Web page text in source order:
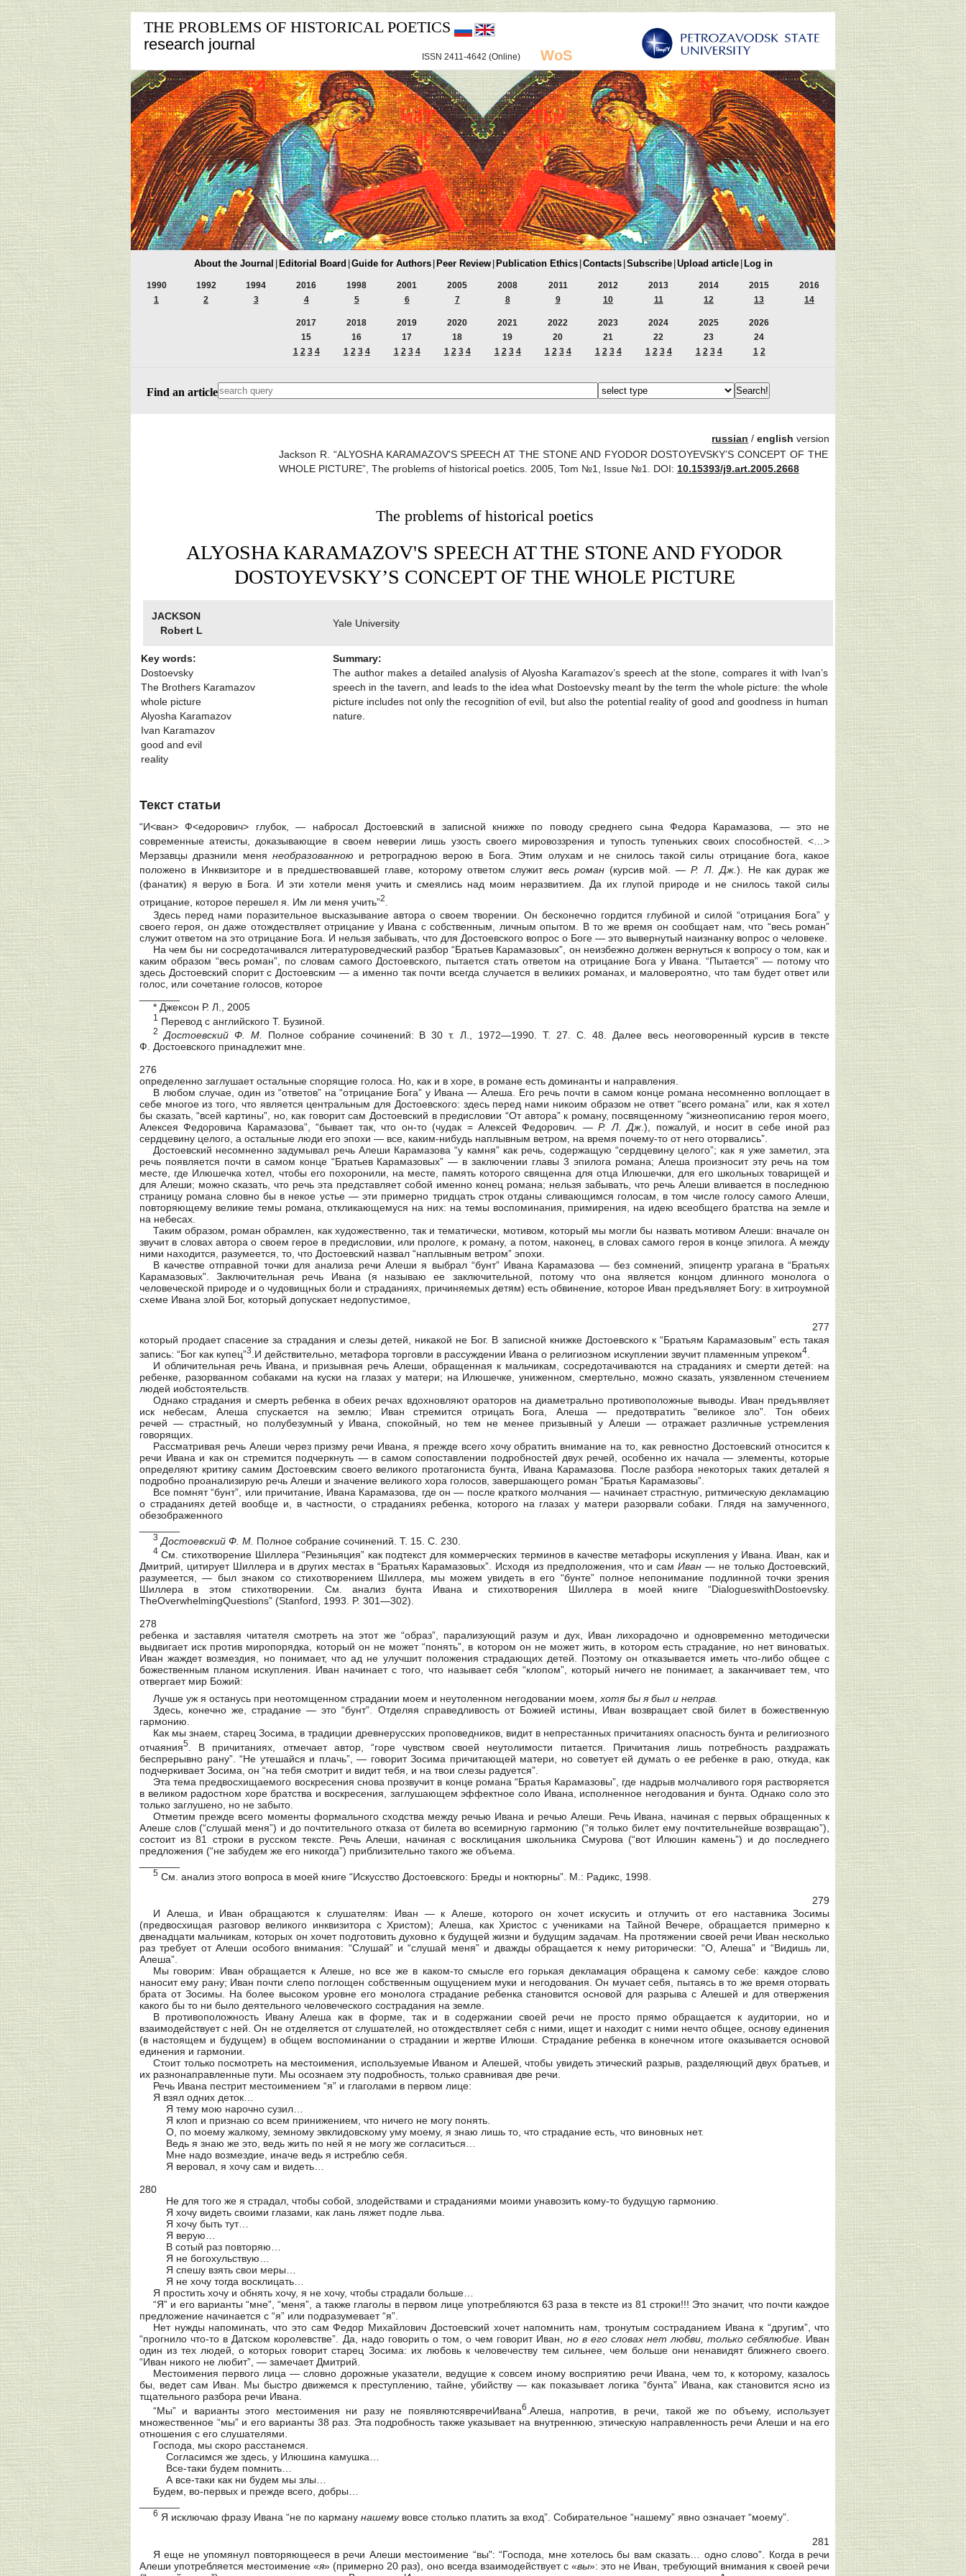
THE PROBLEMS OF HISTORICAL POETICS
research journal
ISSN 2411-4642 (Online) WoS
About the Journal Editorial Board Guide for Authors Peer Review Publication Ethics Contacts Subscribe Upload article Log in
1990
1
1992
2
1994
3
2016
4
1998
5
2001
6
2005
7
2008
8
2011
9
2012
10
2013
11
2014
12
2015
13
2016
14
2017
15
1 2 3 4
2018
16
1 2 3 4
2019
17
1 2 3 4
2020
18
1 2 3 4
2021
19
1 2 3 4
2022
20
1 2 3 4
2023
21
1 2 3 4
2024
22
1 2 3 4
2025
23
1 2 3 4
2026
24
1 2
Find an article
russian /english version
Jackson R. “ALYOSHA KARAMAZOV'S SPEECH AT THE STONE AND FYODOR DOSTOYEVSKY’S CONCEPT OF THE
WHOLE PICTURE”, The problems of historical poetics. 2005, Tom №1, Issue №1. DOI: 10.15393/j9.art.2005.2668
The problems of historical poetics
ALYOSHA KARAMAZOV'S SPEECH AT THE STONE AND FYODOR
DOSTOYEVSKY’S CONCEPT OF THE WHOLE PICTURE
JACKSON
Robert L
Yale University
Key words:
Dostoevsky
The Brothers Karamazov
whole picture
Alyosha Karamazov
Ivan Karamazov
good and evil
reality
Summary:
The author makes a detailed analysis of Alyosha Karamazov’s speech at the stone, compares it with Ivan’s
speech in the tavern, and leads to the idea what Dostoevsky meant by the term the whole picture: the whole
picture includes not only the recognition of evil, but also the potential reality of good and goodness in human
nature.
Текст статьи
“И<ван> Ф<едорович> глубок, — набросал Достоевский в записной книжке по поводу среднего сына Федора Карамазова, — это не
современные атеисты, доказывающие в своем неверии лишь узость своего мировоззрения и тупость тупеньких своих способностей. <…>
Мерзавцы дразнили менянеобразованною и ретроградною верою в Бога. Этим олухам и не снилось такой силы отрицание бога, какое
положено в Инквизиторе и в предшествовавшей главе, которому ответом служит весь роман(курсив мой. —Р. Л. Дж. ).
Не как дурак же
(фанатик) я верую в Бога. И эти хотели меня учить и смеялись над моим неразвитием. Да их глупой природе и не снилось такой силы
отрицание, которое перешел я. Им ли меня учить”2
Здесь перед нами поразительное высказывание автора о своем творении. Он бесконечно гордится глубиной и силой “отрицания Бога” у
своего героя, он даже отождествляет отрицание у Ивана с собственным, личным опытом. В то же время он сообщает нам, что “весь роман”
служит ответом на это отрицание Бога. И нельзя забывать, что для Достоевского вопрос о Боге — это вывернутый наизнанку вопрос о человеке.
На чем бы ни сосредотачивался литературоведческий разбор “Братьев Карамазовых”, он неизбежно должен вернуться к вопросу о том, как и
каким образом “весь роман”, по словам самого Достоевского, пытается стать ответом на отрицание Бога у Ивана. “Пытается” — потому что
здесь Достоевский спорит с Достоевским — а именно так почти всегда случается в великих романах, и маловероятно, что там будет ответ или
голос, или сочетание голосов, которое
* Джексон Р. Л., 2005
1 Перевод с английского Т. Бузиной.
2 Достоевский Ф. M.
Полное собрание сочинений: В 30 т. Л., 1972—1990. Т. 27. С. 48. Далее весь неоговоренный курсив в тексте
Ф. Достоевского принадлежит мне.
276
определенно заглушает остальные спорящие голоса. Но, как и в хоре, в романе есть доминанты и направления.
В любом случае, один из “ответов” на “отрицание Бога” у Ивана — Алеша. Его речь почти в самом конце романа несомненно воплощает в
себе многое из того, что является центральным для Достоевского: здесь перед нами никоим образом не ответ “всего романа” или, как я хотел
бы сказать, “всей картины”, но, как говорит сам Достоевский в предисловии “От автора” к роману, посвященному “жизнеописанию героя моего,
Алексея Федоровича Карамазова”, “бывает так, что он-то (чудак = Алексей Федорович. —Р. Л. Дж .), пожалуй, и носит в себе иной раз
сердцевину целого, а остальные люди его эпохи — все, каким-нибудь наплывным ветром, на время почему-то от него оторвались”.
Достоевский несомненно задумывал речь Алеши Карамазова “у камня” как речь, содержащую “сердцевину целого”; как я уже заметил, эта
речь появляется почти в самом конце “Братьев Карамазовых” — в заключении главы 3 эпилога романа; Алеша произносит эту речь на том
месте, где Илюшечка хотел, чтобы его похоронили, на месте, память которого священна для отца Илюшечки, для его школьных товарищей и
для Алеши; можно сказать, что речь эта представляет собой именно конец романа; нельзя забывать, что речь Алеши вливается в последнюю
страницу романа словно бы в некое устье — эти примерно тридцать строк отданы сливающимся голосам, в том числе голосу самого Алеши,
повторяющему великие темы романа, откликающемуся на них: на темы воспоминания, примирения, на идею всеобщего братства на земле и
на небесах.
Таким образом, роман обрамлен, как художественно, так и тематически, мотивом, который мы могли бы назвать мотивом Алеши: вначале он
звучит в словах автора о своем герое в предисловии, или прологе, к роману, а потом, наконец, в словах самого героя в конце эпилога. А между
ними находится, разумеется, то, что Достоевский назвал “наплывным ветром” эпохи.
В качестве отправной точки для анализа речи Алеши я выбрал “бунт” Ивана Карамазова — без сомнений, эпицентр урагана в “Братьях
Карамазовых”. Заключительная речь Ивана (я называю ее заключительной, потому что она является концом длинного монолога о
человеческой природе и о чудовищных боли и страданиях, причиняемых детям) есть обвинение, которое Иван предъявляет Богу: в хитроумной
схеме Ивана злой Бог, который допускает недопустимое,
277
который продает спасение за страдания и слезы детей, никакой не Бог. В записной книжке Достоевского к “Братьям Карамазовым” есть такая
запись: “Бог как купец”3 .И действительно, метафора торговли в рассуждении Ивана о религиозном искуплении звучит пламенным упреком4
И обличительная речь Ивана, и призывная речь Алеши, обращенная к мальчикам, сосредотачиваются на страданиях и смерти детей: на
ребенке, разорванном собаками на куски на глазах у матери; на Илюшечке, униженном, смертельно, можно сказать, уязвленном стечением
людей иобстоятельств.
Однако страдания и смерть ребенка в обеих речах вдохновляют ораторов на диаметрально противоположные выводы. Иван предъявляет
иск небесам, Алеша спускается на землю; Иван стремится отрицать Бога, Алеша — предотвратить “великое зло”. Тон обеих
речей — страстный, но полубезумный у Ивана, спокойный, но тем не менее призывный у Алеши — отражает различные устремления
говорящих.
Рассматривая речь Алеши через призму речи Ивана, я прежде всего хочу обратить внимание на то, как ревностно Достоевский относится к
речи Ивана и как он стремится подчеркнуть — в самом сопоставлении подробностей двух речей, особенно их начала — элементы, которые
определяют критику самим Достоевским своего великого протагониста бунта, Ивана Карамазова. После разбора некоторых таких деталей я
подробно проанализирую речь Алеши и значение великого хора голосов, завершающего роман “Братья Карамазовы”.
Все помнят “бунт”, или причитание, Ивана Карамазова, где он — после краткого молчания — начинает страстную, ритмическую декламацию
о страданиях детей вообще и, в частности, о страданиях ребенка, которого на глазах у матери разорвали собаки. Глядя на замученного,
обезображенного
3 Достоевский Ф. M. Полное собрание сочинений. Т. 15. С. 230.
4См. стихотворение Шиллера “Резиньяция” как подтекст для коммерческих терминов в качестве метафоры искупления у Ивана. Иван, как и
Дмитрий, цитирует Шиллера и в других местах в “Братьях Карамазовых”. Исходя из предположения, что и самИван — не только Достоевский,
разумеется, — был знаком со стихотворением Шиллера, мы можем увидеть в его “бунте” полное непонимание подлинной точки зрения
Шиллера в этом стихотворении. См. анализ бунта Ивана и стихотворения Шиллера в моей книге “DialogueswithDostoevsky.
TheOverwhelmingQuestions” (Stanford, 1993. P. 301—302).
278
ребенка и заставляя читателя смотреть на этот же “образ”, парализующий разум и дух, Иван лихорадочно и одновременно методически
выдвигает иск против миропорядка, который он не может “понять”, в котором он не может жить, в котором есть страдание, но нет виноватых.
Иван жаждет возмездия, но понимает, что ад не улучшит положения страдающих детей. Поэтому он отказывается иметь что-либо общее с
божественным планом искупления. Иван начинает с того, что называет себя “клопом”, который ничего не понимает, а заканчивает тем, что
отвергает мир Божий:
Лучше уж я останусь при неотомщенном страдании моем и неутоленном негодовании моем, хотя бы я был и неправ.
Здесь, конечно же, страдание — это “бунт”. Отделяя справедливость от Божией истины, Иван возвращает свой билет в божественную
гармонию.
Как мы знаем, старец Зосима, в традиции древнерусских проповедников, видит в непрестанных причитаниях опасность бунта и религиозного
отчаяния5
. В причитаниях, отмечает автор, “горе чувством своей неутолимости питается. Причитания лишь потребность раздражать
беспрерывно рану”. “Не утешайся и плачь”, — говорит Зосима причитающей матери, но советует ей думать о ее ребенке в раю, откуда, как
подчеркивает Зосима, он “на тебя смотрит и видит тебя, и на твои слезы радуется”.
Эта тема предвосхищаемого воскресения снова прозвучит в конце романа “Братья Карамазовы”, где надрыв молчаливого горя растворяется
в великом радостном хоре братства и воскресения, заглушающем эффектное соло Ивана, исполненное негодования и бунта. Однако соло это
только заглушено, но не забыто.
Отметим прежде всего моменты формального сходства между речью Ивана и речью Алеши. Речь Ивана, начиная с первых обращенных к
Алеше слов (“слушай меня”) и до почтительного отказа от билета во всемирную гармонию (“я только билет ему почтительнейше возвращаю”),
состоит из 81 строки в русском тексте. Речь Алеши, начиная с восклицания школьника Смурова (“вот Илюшин камень”) и до последнего
предложения (“не забудем же его никогда”) приблизительно такого же объема.
5См. анализ этого вопроса в моей книге “Искусство Достоевского: Бреды и ноктюрны”. М.: Радикс, 1998.
279
И Алеша, и Иван обращаются к слушателям: Иван — к Алеше, которого он хочет искусить и отлучить от его наставника Зосимы
(предвосхищая разговор великого инквизитора с Христом); Алеша, как Христос с учениками на Тайной Вечере, обращается примерно к
двенадцати мальчикам, которых он хочет подготовить духовно к будущей жизни и будущим задачам. На протяжении своей речи Иван несколько
раз требует от Алеши особого внимания: “Слушай” и “слушай меня” и дважды обращается к нему риторически: “О, Алеша” и “Видишь ли,
Алеша”.
Мы говорим: Иван обращается к Алеше, но все же в каком-то смысле его горькая декламация обращена к самому себе: каждое слово
наносит ему рану; Иван почти слепо поглощен собственным ощущением муки и негодования. Он мучает себя, пытаясь в то же время оторвать
брата от Зосимы. На более высоком уровне его монолога страдание ребенка становится основой для разрыва с Алешей и для отвержения
какого бы то ни было деятельного человеческого сострадания на земле.
В противоположность Ивану Алеша как в форме, так и в содержании своей речи не просто прямо обращается к аудитории, но и
взаимодействует с ней. Он не отделяется от слушателей, но отождествляет себя с ними, ищет и находит с ними нечто общее, основу единения
(в настоящем и будущем) в общем воспоминании о страдании и жертве Илюши. Страдание ребенка в конечном итоге оказывается основой
единения и гармонии.
Стоит только посмотреть на местоимения, используемые Иваном и Алешей, чтобы увидеть этический разрыв, разделяющий двух братьев, и
их разнонаправленные пути. Мы осознаем эту подробность, только сравнивая две речи.
Речь Ивана пестрит местоимением “я” и глаголами в первом лице:
Я взял одних деток…
Я тему мою нарочно сузил…
Я клоп и признаю со всем принижением, что ничего не могу понять.
О, по моему жалкому, земному эвклидовскому уму моему, я знаю лишь то, что страдание есть, что виновных нет.
Ведь я знаю же это, ведь жить по ней я не могу же согласиться…
Мне надо возмездие, иначе ведь я истреблю себя.
Я веровал, я хочу сам и видеть…
280
Не для того же я страдал, чтобы собой, злодействами и страданиями моими унавозить кому-то будущую гармонию.
Я хочу видеть своими глазами, как лань ляжет подле льва.
Я хочу быть тут…
Я верую…
В сотый раз повторяю…
Я не богохульствую…
Я спешу взять свои меры…
Я не хочу тогда восклицать…
Я простить хочу и обнять хочу, я не хочу, чтобы страдали больше…
“Я” и его варианты “мне”, “меня”, а также глаголы в первом лице употребляются 63 раза в тексте из 81 строки!!! Это значит, что почти каждое
предложение начинается с “я” или подразумевает “я”.
Нет нужды напоминать, что это сам Федор Михайлович Достоевский хочет напомнить нам, тронутым состраданием Ивана к “другим”, что
“прогнило что-то в Датском королевстве”. Да, надо говорить о том, о чем говорит Иван, но в его словах нет любви, только себялюбие. Иван
один из тех людей, о которых говорит старец Зосима: их любовь к человечеству тем сильнее, чем больше они ненавидят ближнего своего.
“Иван никого не любит”, — замечает Дмитрий.
Местоимения первого лица — словно дорожные указатели, ведущие к совсем иному восприятию речи Ивана, чем то, к которому, казалось
бы, ведет сам Иван. Мы быстро движемся к преступлению, тайне, убийству — как показывает логика “бунта” Ивана, как становится ясно из
тщательного разбора речи Ивана.
“Мы” и варианты этого местоимения ни разу не появляютсявречиИвана6 .Алеша, напротив, в речи, такой же по объему, использует
множественное “мы” и его варианты 38 раз. Эта подробность также указывает на внутреннюю, этическую направленность речи Алеши и на его
отношения с его слушателями.
Господа, мы скоро расстанемся.
Согласимся же здесь, у Илюшина камушка…
Все-таки будем помнить…
А все-таки как ни будем мы злы…
Будем, во-первых и прежде всего, добры…
6 Я исключаю фразу Ивана “не по карману нашемувовсе столько платить за вход”. Собирательное “нашему” явно означает “моему”.
281
Я еще не упомянул повторяющееся в речи Алеши местоимение “вы”: “Господа, мне хотелось бы вам сказать… одно слово”. Когда в речи
Алеши употребляется местоимение «я» (примерно 20 раз), оно всегда взаимодействует с «вы»: это не Иван, требующий внимания к своей речи